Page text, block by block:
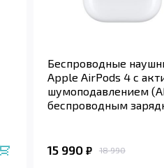
Беспроводные
Apple AirPods 4 с
шумоподавлением
беспроводным
15 990 ₽ 18 990